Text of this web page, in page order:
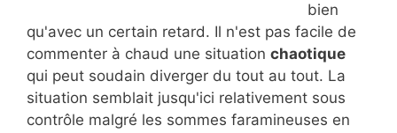
bien
qu'avec un certain retard. Il n'est pas facile de
commenter à chaud une situation chaotique
qui peut soudain diverger du tout au tout. La
situation semblait jusqu'ici relativement sous
contrôle malgré les sommes faramineuses en